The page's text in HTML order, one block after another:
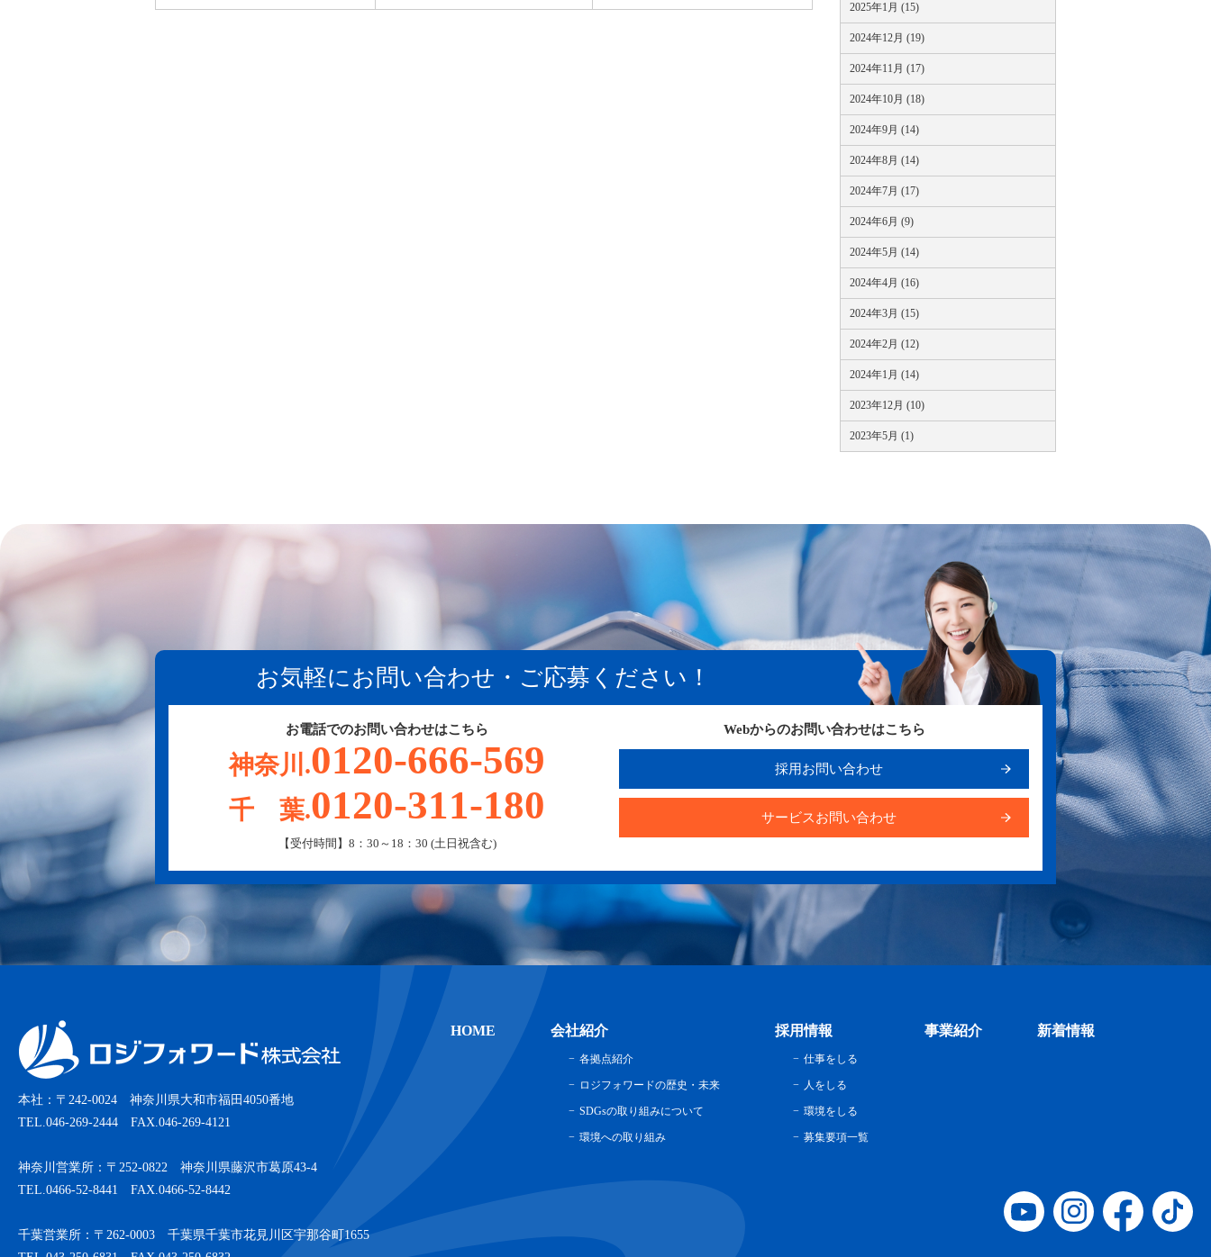
2025年1月 (15)
2024年12月 (19)
2024年11月 (17)
2024年10月 (18)
2024年9月 (14)
2024年8月 (14)
2024年7月 (17)
2024年6月 (9)
2024年5月 (14)
2024年4月 (16)
2024年3月 (15)
2024年2月 (12)
2024年1月 (14)
2023年12月 (10)
2023年5月 (1)
お気軽にお問い合わせ・ご応募ください！
お電話でのお問い合わせはこちら
神奈川.0120-666-569
千 葉.0120-311-180
【受付時間】8：30～18：30 (土日祝含む)
Webからのお問い合わせはこちら
採用お問い合わせ
サービスお問い合わせ
本社：〒242-0024 神奈川県大和市福田4050番地
TEL.046-269-2444 FAX.046-269-4121
神奈川営業所：〒252-0822 神奈川県藤沢市葛原43-4
TEL.0466-52-8441 FAX.0466-52-8442
千葉営業所：〒262-0003 千葉県千葉市花見川区宇那谷町1655
HOME 会社紹介
各拠点紹介
ロジフォワードの歴史・未来
SDGsの取り組みについて
環境への取り組み
採用情報
仕事をしる
人をしる
環境をしる
募集要項一覧
事業紹介 新着情報